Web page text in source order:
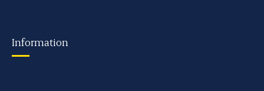
Information